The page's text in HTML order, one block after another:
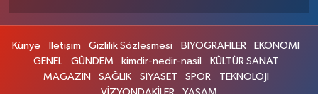
Künye İletişim Gizlilik Sözleşmesi BİYOGRAFİLER
EKONOMİ
GENEL
GÜNDEM kimdir-nedir-nasil
KÜLTÜR SANAT
MAGAZİN
SAĞLIK SİYASET SPOR
TEKNOLOJİ